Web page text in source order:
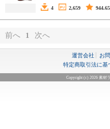
4 2,659 944.65
前へ 1 次へ
運営会社 お
特定商取引法に基
Copyright (c) 2026 素材